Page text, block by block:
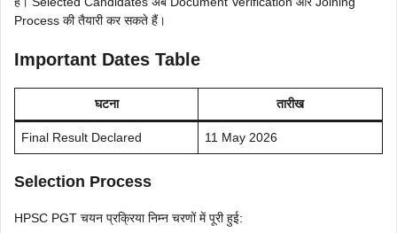
Process की तैयारी कर सकते हैं।
Important Dates Table
घटना तारीख
Final Result Declared 11 May 2026
Selection Process
HPSC PGT चयन प्रक्रिया निम्न चरणों में पूरी हुई: